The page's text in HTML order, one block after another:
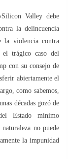
Valley debe
la delincuencia
la violencia contra
el trágico caso del
con su consejo de
abiertamente el
como sabemos,
décadas gozó de
Estado mínimo
no puede
la impunidad